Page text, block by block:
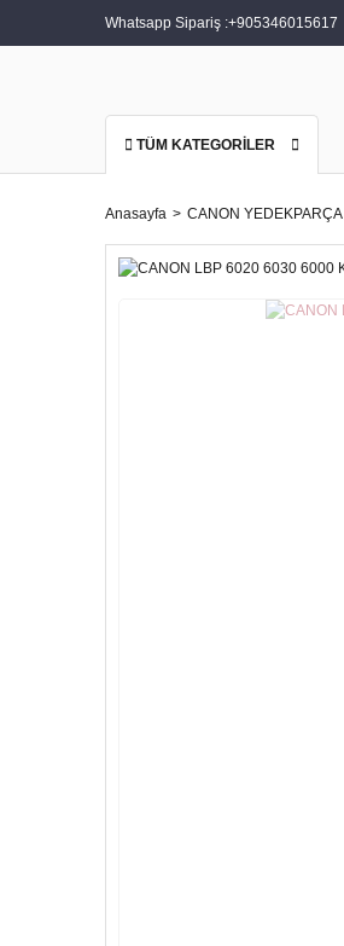
Whatsapp Sipariş :+905346015617
TÜM KATEGORİLER
Anasayfa CANON YEDEKPARÇA